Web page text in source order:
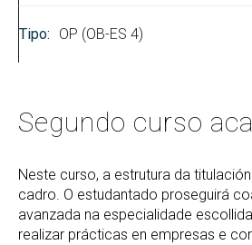
OP (OB-ES 4)
Segundo curso
Neste curso, a estrutura da
cadro. O estudantado proseguirá
avanzada na especialidade
realizar prácticas en empresas e